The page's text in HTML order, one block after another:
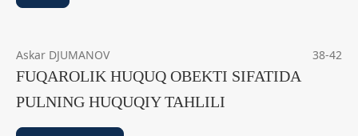
Askar DJUMANOV 38-42
FUQAROLIK HUQUQ OBEKTI SIFATIDA
PULNING HUQUQIY TAHLILI